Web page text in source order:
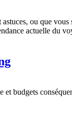
ou que
actuelle du
budgets